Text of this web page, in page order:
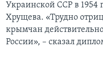
Украинской ССР в
Хрущева. «Трудно
крымчан действительно
России», – сказал